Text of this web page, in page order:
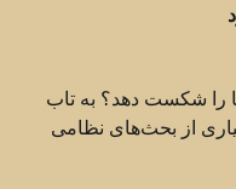
ما را شکست دهد؟ به تاب
از بحث‌های نظامی